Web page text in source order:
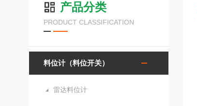
产品分类
PRODUCT CLASSIFICATION
料位计（料位开关）
雷达料位计